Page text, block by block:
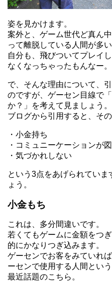
姿を見かけます。
案外と、ゲーム世代ど真ん
って離脱している人間が多い
自分も、飛びついてプレイ
なくなっちゃったもんなー。
で、そんな理由について、
のですが、ゲーセン目線で
か？」を考えて見ましょう。
ブログから引用すると、その
・小金持ち
・コミュニーケーションが
・気づかれしない
という3点をあげられてい
ょう。
小金もち
これは、多分間違いです。
若くてもゲームに金額をつ
的にかなりつぎ込みます。
ゲーセンでお客をみていれ
ーセンで使用する人間とい
最近話題のこちら。